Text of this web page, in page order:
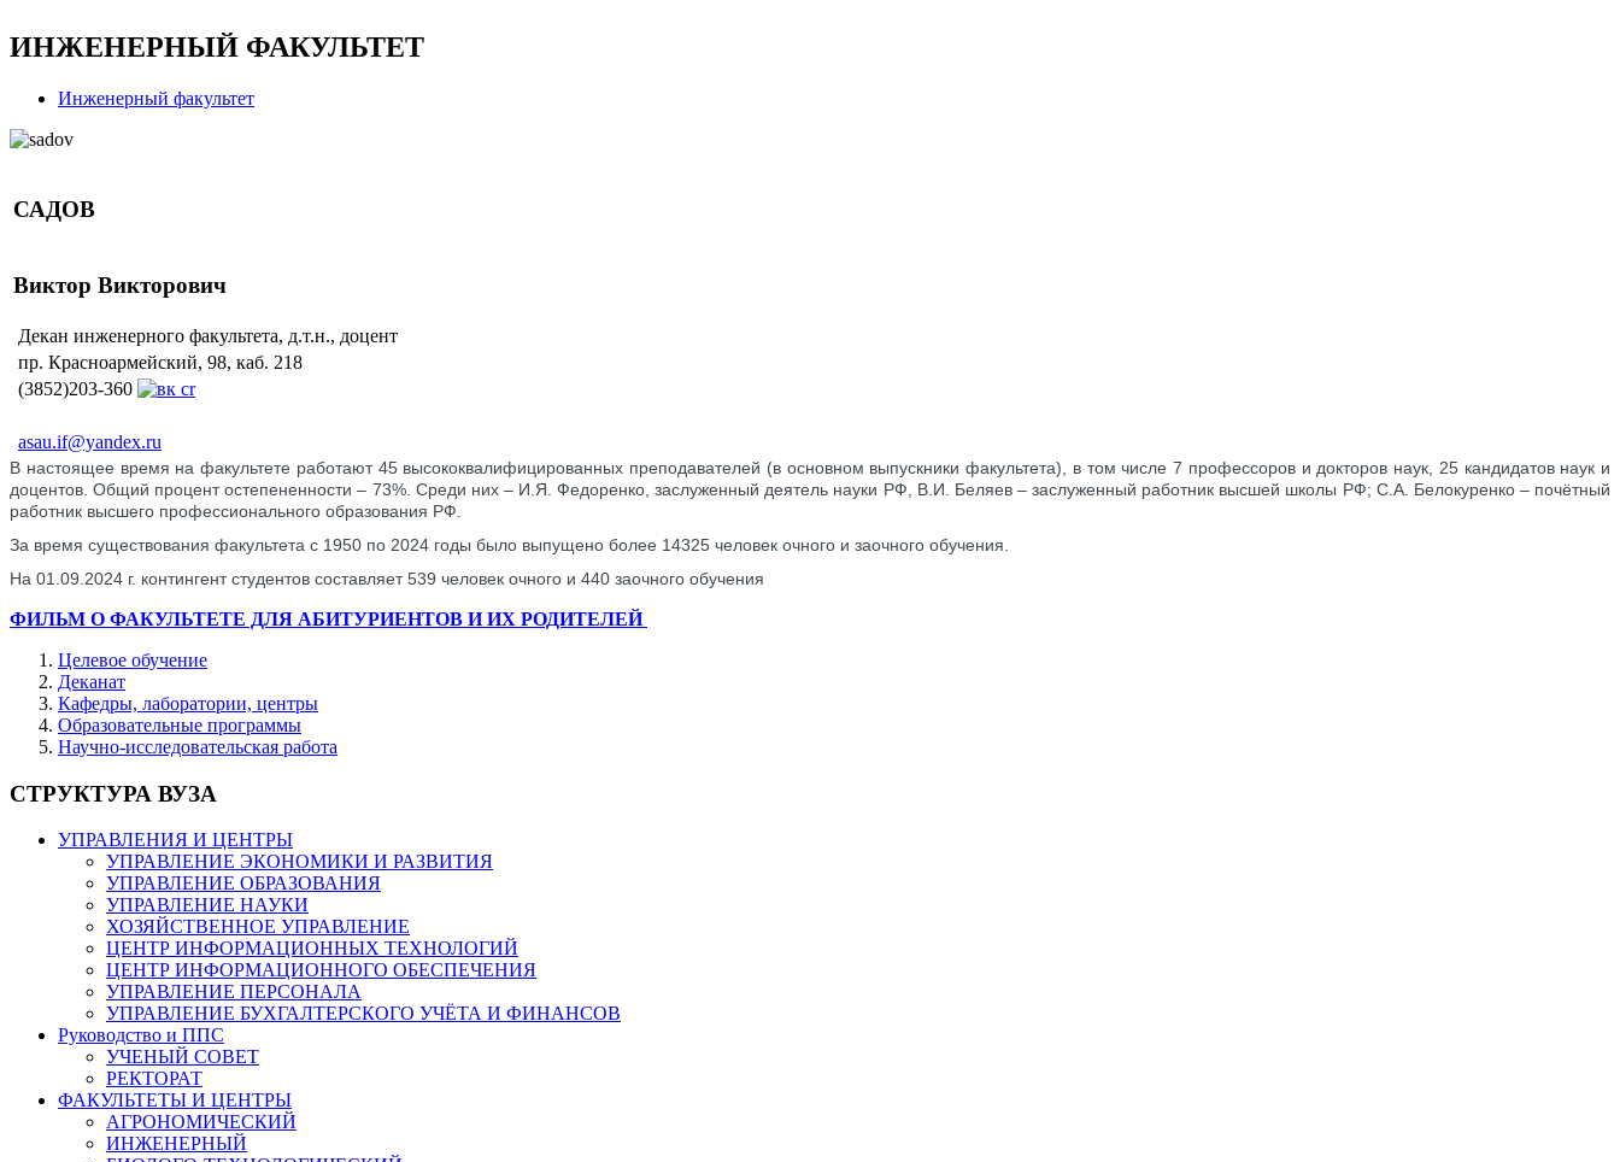
ИНЖЕНЕРНЫЙ ФАКУЛЬТЕТ
Инженерный факультет
САДОВ
Виктор Викторович
Декан инженерного факультета, д.т.н., доцент
пр. Красноармейский, 98, каб. 218
(3852)203-360
asau.if@yandex.ru
В настоящее время на факультете работают 45 высококвалифицированных преподавателей (в основном выпускники факультета), в том числе 7 профессоров и докторов наук, 25 кандидатов наук и
доцентов. Общий процент остепененности – 73%. Среди них – И.Я. Федоренко, заслуженный деятель науки РФ, В.И. Беляев – заслуженный работник высшей школы РФ; С.А. Белокуренко – почётный
работник высшего профессионального образования РФ.
За время существования факультета с 1950 по 2024 годы было выпущено более 14325 человек очного и заочного обучения.
На 01.09.2024 г. контингент студентов составляет 539 человек очного и 440 заочного обучения
ФИЛЬМ О ФАКУЛЬТЕТЕ ДЛЯ АБИТУРИЕНТОВ И ИХ РОДИТЕЛЕЙ
Целевое обучение
Деканат
Кафедры, лаборатории, центры
Образовательные программы
Научно-исследовательская работа
СТРУКТУРА ВУЗА
УПРАВЛЕНИЯ И ЦЕНТРЫ
УПРАВЛЕНИЕ ЭКОНОМИКИ И РАЗВИТИЯ
УПРАВЛЕНИЕ ОБРАЗОВАНИЯ
УПРАВЛЕНИЕ НАУКИ
ХОЗЯЙСТВЕННОЕ УПРАВЛЕНИЕ
ЦЕНТР ИНФОРМАЦИОННЫХ ТЕХНОЛОГИЙ
ЦЕНТР ИНФОРМАЦИОННОГО ОБЕСПЕЧЕНИЯ
УПРАВЛЕНИЕ ПЕРСОНАЛА
УПРАВЛЕНИЕ БУХГАЛТЕРСКОГО УЧЁТА И ФИНАНСОВ
Руководство и ППС
УЧЕНЫЙ СОВЕТ
РЕКТОРАТ
ФАКУЛЬТЕТЫ И ЦЕНТРЫ
АГРОНОМИЧЕСКИЙ
ИНЖЕНЕРНЫЙ